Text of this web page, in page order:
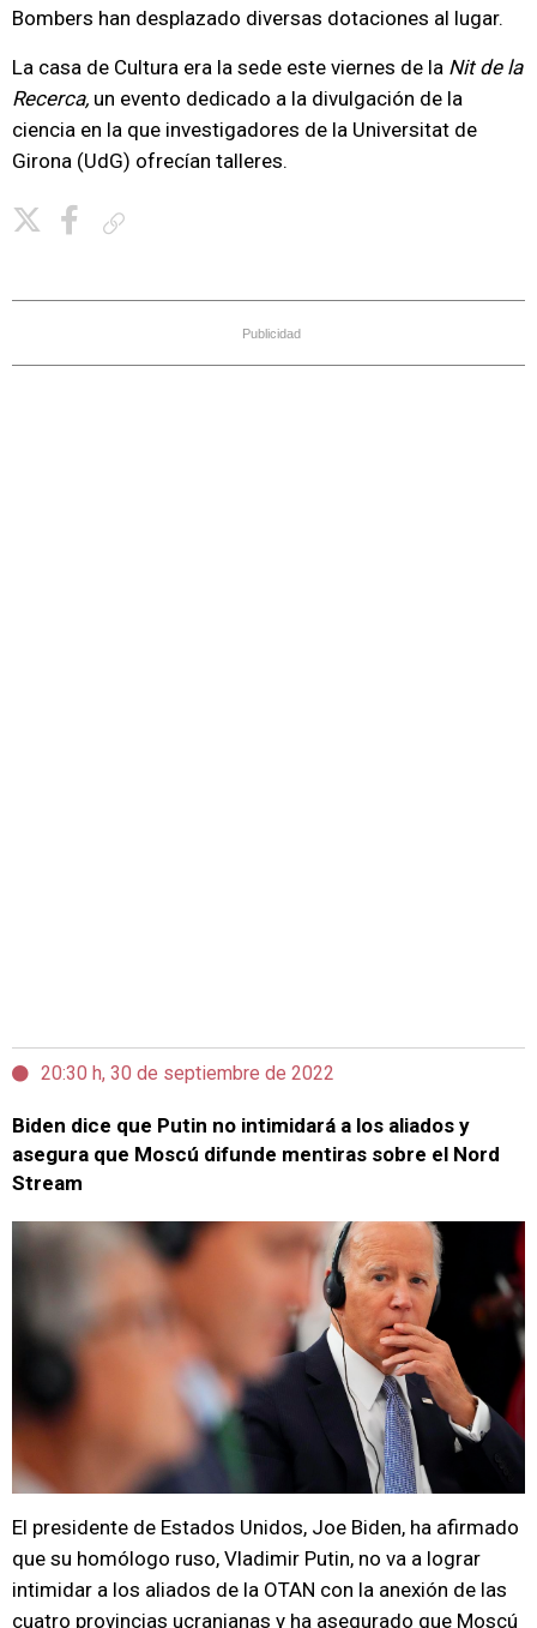
Bombers han desplazado diversas dotaciones al lugar.
La casa de Cultura era la sede este viernes de la Nit de la
Recerca, un evento dedicado a la divulgación de la
ciencia en la que investigadores de la Universitat de
Girona (UdG) ofrecían talleres.
Publicidad
20:30 h, 30 de septiembre de 2022
Biden dice que Putin no intimidará a los aliados y
asegura que Moscú difunde mentiras sobre el Nord
Stream
El presidente de Estados Unidos, Joe Biden, ha afirmado
que su homólogo ruso, Vladimir Putin, no va a lograr
intimidar a los aliados de la OTAN con la anexión de las
cuatro provincias ucranianas y ha asegurado que Moscú